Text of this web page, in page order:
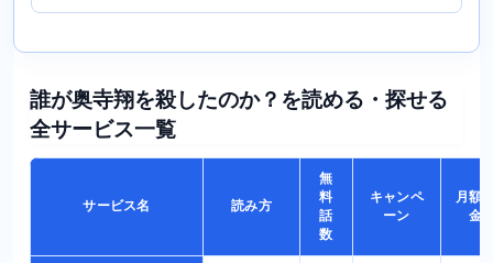
誰が奥寺翔を殺したのか？を読める・探せる
全サービス一覧
サービス名 読み方
無
料
話
数
キャンペ
ーン
月額
金